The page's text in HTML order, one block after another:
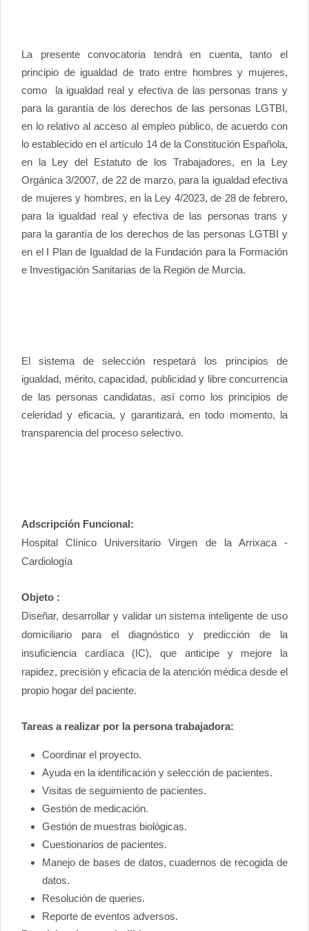
La presente convocatoria tendrá en cuenta, tanto el
principio de igualdad de trato entre hombres y mujeres,
como la igualdad real y efectiva de las personas trans y
para la garantía de los derechos de las personas LGTBI,
en lo relativo al acceso al empleo público, de acuerdo con
lo establecido en el artículo 14 de la Constitución Española,
en la Ley del Estatuto de los Trabajadores, en la Ley
Orgánica 3/2007, de 22 de marzo, para la igualdad efectiva
de mujeres y hombres, en la Ley 4/2023, de 28 de febrero,
para la igualdad real y efectiva de las personas trans y
para la garantía de los derechos de las personas LGTBI y
en el I Plan de Igualdad de la Fundación para la Formación
e Investigación Sanitarias de la Región de Murcia.
El sistema de selección respetará los principios de
igualdad, mérito, capacidad, publicidad y libre concurrencia
de las personas candidatas, así como los principios de
celeridad y eficacia, y garantizará, en todo momento, la
transparencia del proceso selectivo.
Adscripción Funcional:
Hospital Clínico Universitario Virgen de la Arrixaca -
Cardiología
Objeto :
Diseñar, desarrollar y validar un sistema inteligente de uso
domiciliario para el diagnóstico y predicción de la
insuficiencia cardíaca (IC), que anticipe y mejore la
rapidez, precisión y eficacia de la atención médica desde el
propio hogar del paciente.
Tareas a realizar por la persona trabajadora:
Coordinar el proyecto.
Ayuda en la identificación y selección de pacientes.
Visitas de seguimiento de pacientes.
Gestión de medicación.
Gestión de muestras biológicas.
Cuestionarios de pacientes.
Manejo de bases de datos, cuadernos de recogida de
datos.
Resolución de queries.
Reporte de eventos adversos.